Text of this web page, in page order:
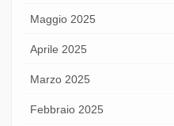
Maggio 2025
Aprile 2025
Marzo 2025
Febbraio 2025